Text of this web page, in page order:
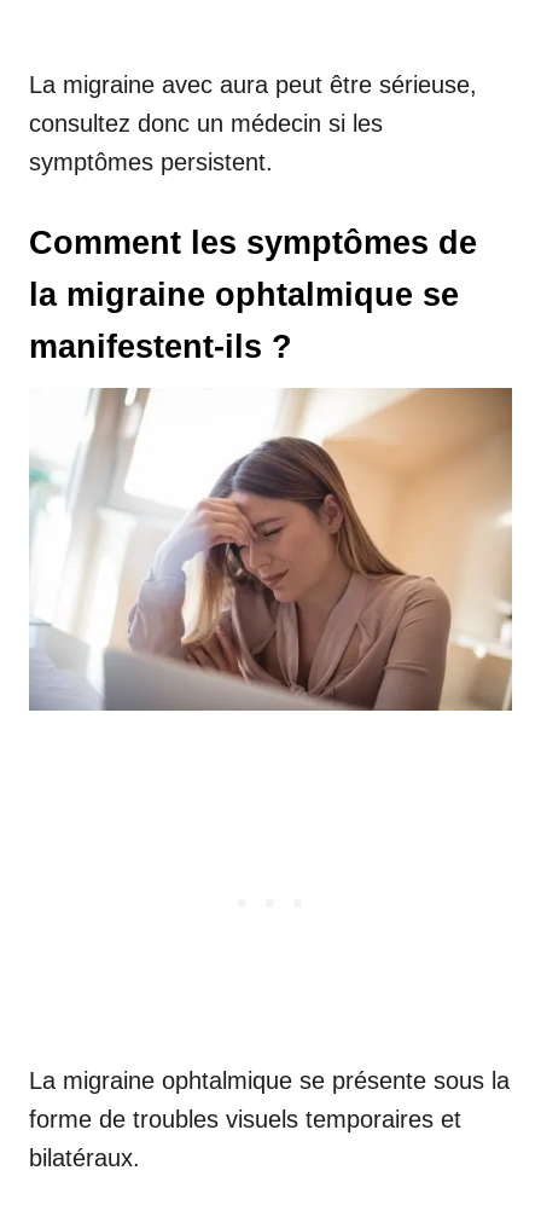
La migraine avec aura peut être sérieuse,
consultez donc un médecin si les
symptômes persistent.
Comment les symptômes de
la migraine ophtalmique se
manifestent-ils ?
La migraine ophtalmique se présente sous la
forme de troubles visuels temporaires et
bilatéraux.